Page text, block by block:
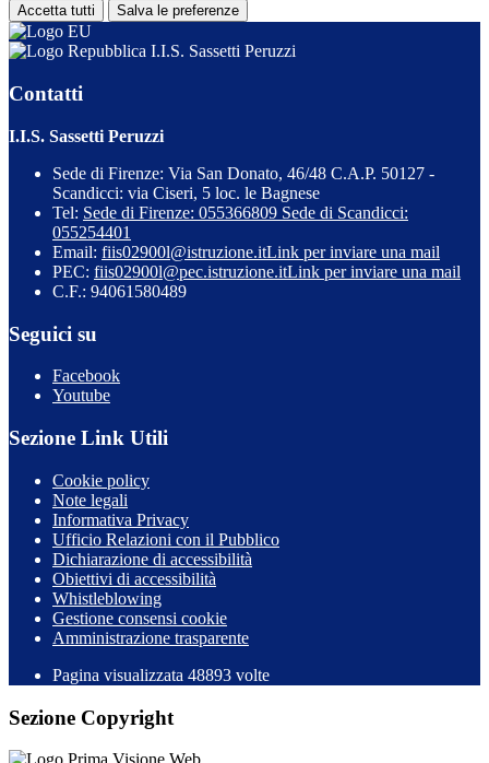
Accetta tutti Salva le preferenze
I.I.S. Sassetti Peruzzi
Contatti
I.I.S. Sassetti Peruzzi
Sede di Firenze: Via San Donato, 46/48 C.A.P. 50127 -
Scandicci: via Ciseri, 5 loc. le Bagnese
Tel: Sede di Firenze: 055366809 Sede di Scandicci:
055254401
Email: fiis02900l@istruzione.itLink per inviare una mail
PEC: fiis02900l@pec.istruzione.itLink per inviare una mail
C.F.: 94061580489
Seguici su
Facebook
Youtube
Sezione Link Utili
Cookie policy
Note legali
Informativa Privacy
Ufficio Relazioni con il Pubblico
Dichiarazione di accessibilità
Obiettivi di accessibilità
Whistleblowing
Gestione consensi cookie
Amministrazione trasparente
Pagina visualizzata 48893 volte
Sezione Copyright